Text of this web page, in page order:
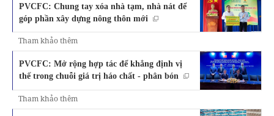
PVCFC: Chung tay xóa nhà tạm, nhà nát để
góp phần xây dựng nông thôn mới
Tham khảo thêm
PVCFC: Mở rộng hợp tác để khẳng định vị
thế trong chuỗi giá trị háo chất - phân bón
Tham khảo thêm